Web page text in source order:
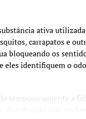
das vacinas de
extraordinária de
até 31 de dezembro
a 19 anos que ainda
ativa
carrapatos e
bloqueando os
eles identifiquem o
temporariamente a